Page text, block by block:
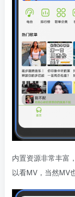
内置资源非常丰富
以看MV，当然MV